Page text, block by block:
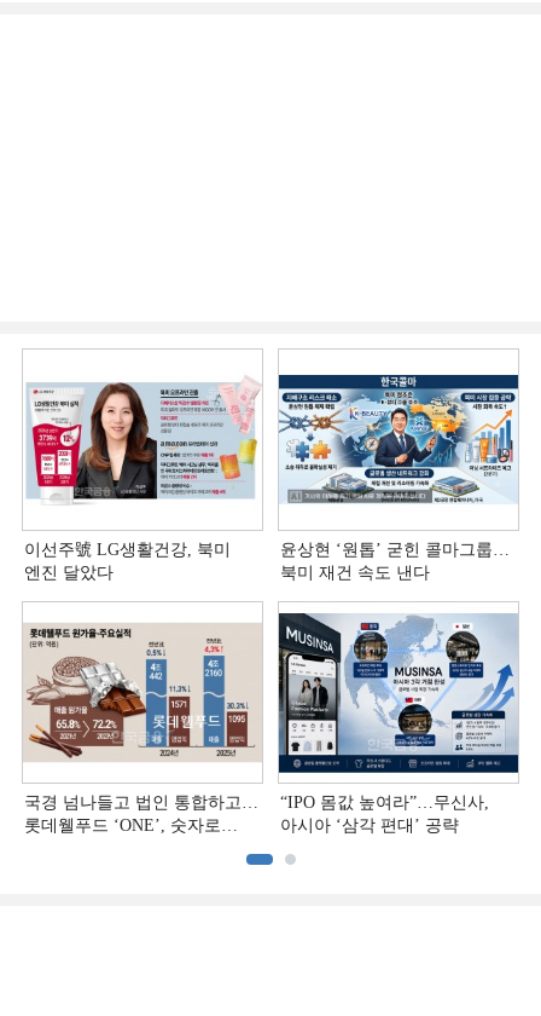
이선주號 LG생활건강, 북미
엔진 달았다
윤상현 ‘원톱ʼ 굳힌 콜마그룹…
북미 재건 속도 낸다
국경 넘나들고 법인 통합하고…
롯데웰푸드 ‘ONE’, 숫자로
“IPO 몸값 높여라”…무신사,
아시아 ‘삼각 편대’ 공략